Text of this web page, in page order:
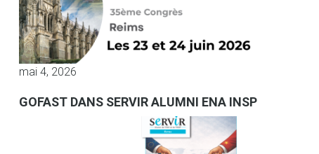
mai 4, 2026
GOFAST DANS SERVIR ALUMNI ENA INSP